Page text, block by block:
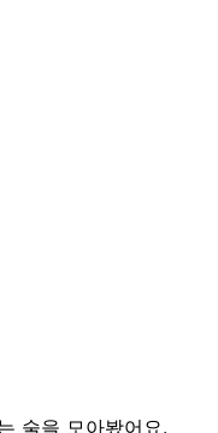
술을 모아봤어요.